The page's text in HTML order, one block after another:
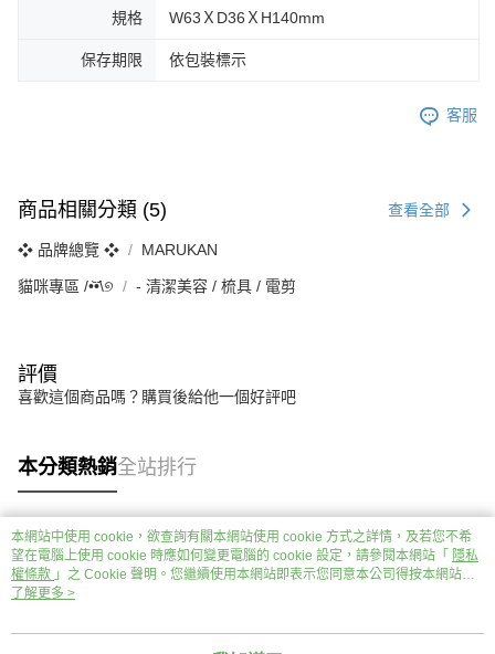
「AFTEE先享後付」，若未經同意申辦者引起之損失，本公司不負相關責
４．使用「AFTEE先享後付」時，將依據個別帳號之用戶狀況，依本公司即
５．嚴禁一人註冊多個帳號或使用他人資訊註冊。若發現惡意使用之情形，
每筆NT$180
規格 W63ＸD36ＸH140mm
保存期限 依包裝標示
客服
商品相關分類 (5) 查看全部
❖ 品牌總覽 ❖ MARUKAN
貓咪專區 /•᷅‎‎•᷄\୭ ‐ 清潔美容 / 梳具 / 電剪
評價
喜歡這個商品嗎？購買後給他一個好評吧
本分類熱銷全站排行
熱門標籤
本網站中使用 cookie，欲查詢有關本網站使用 cookie 方式之詳情，及若您不希
望在電腦上使用 cookie 時應如何變更電腦的 cookie 設定，請參閱本網站「 隱私
權條款 」之 Cookie 聲明。您繼續使用本網站即表示您同意本公司得按本網站使
用條款之 Cookie 聲明使用 cookie。
了解更多 >